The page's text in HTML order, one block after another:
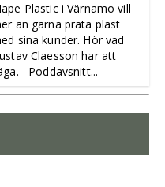
Plastic i Värnamo vill
än gärna prata plast
sina kunder. Hör vad
Claesson har att
Poddavsnitt...